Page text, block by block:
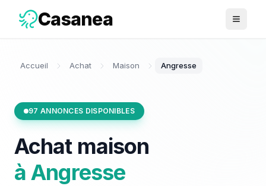
Casanea Ouvrir
Accueil Achat Maison Angresse
97 ANNONCES DISPONIBLES
Achat maison
àAngresse